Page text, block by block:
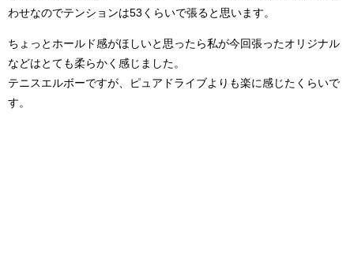
わせなのでテンションは53くらいで張ると思います。
ちょっとホールド感がほしいと思ったら私が今回張ったオリジナル
などはとても柔らかく感じました。
テニスエルボーですが、ピュアドライブよりも楽に感じたくらいで
す。